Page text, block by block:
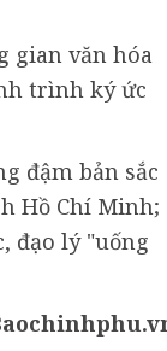
gian văn hóa
trình ký ức
đậm bản sắc
Hồ Chí Minh;
đạo lý "uống